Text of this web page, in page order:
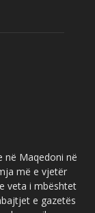
në Maqedoni në
më e vjetër
veta i mbështet
e gazetës